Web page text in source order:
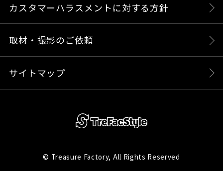
カスタマーハラスメントに対する方針
取材・撮影のご依頼
サイトマップ
© Treasure Factory, All Rights Reserved